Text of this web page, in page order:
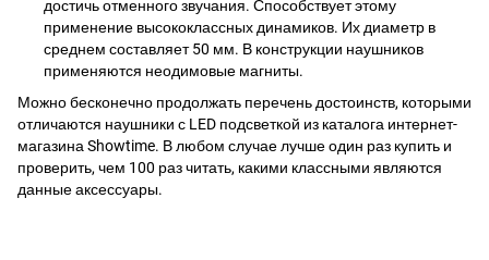
достичь отменного звучания. Способствует этому
применение высококлассных динамиков. Их диаметр в
среднем составляет 50 мм. В конструкции наушников
применяются неодимовые магниты.
Можно бесконечно продолжать перечень достоинств, которыми
отличаются наушники с LED подсветкой из каталога интернет-
магазина Showtime. В любом случае лучше один раз купить и
проверить, чем 100 раз читать, какими классными являются
данные аксессуары.